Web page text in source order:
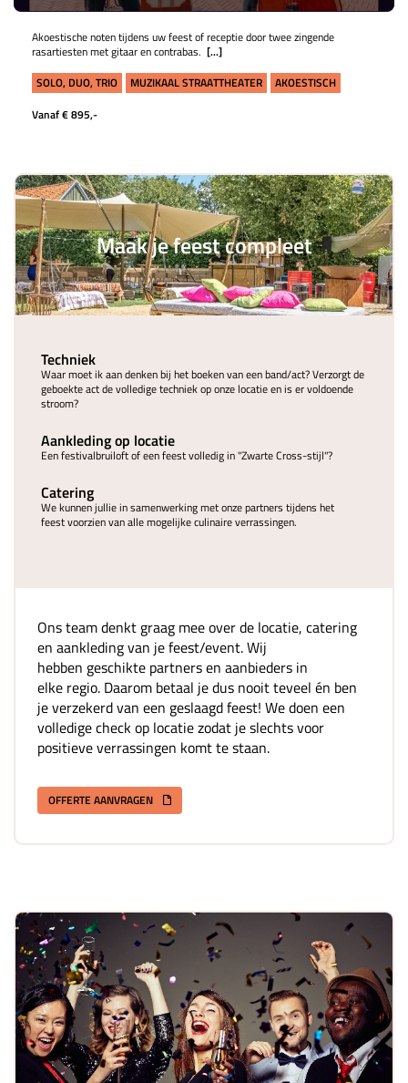
Akoestische noten tijdens uw feest of receptie door twee zingende
rasartiesten met gitaar en contrabas. [...]
SOLO, DUO, TRIO
MUZIKAAL STRAATTHEATER
AKOESTISCH
Vanaf € 895,-
Maak je feest compleet
Techniek
Waar moet ik aan denken bij het boeken van een band/act? Verzorgt de
geboekte act de volledige techniek op onze locatie en is er voldoende
stroom?
Aankleding op locatie
Een festivalbruiloft of een feest volledig in "Zwarte Cross-stijl"?
Catering
We kunnen jullie in samenwerking met onze partners tijdens het
feest voorzien van alle mogelijke culinaire verrassingen.
Ons team denkt graag mee over de locatie, catering
en aankleding van je feest/event. Wij
hebben geschikte partners en aanbieders in
elke regio. Daarom betaal je dus nooit teveel én ben
je verzekerd van een geslaagd feest! We doen een
volledige check op locatie zodat je slechts voor
positieve verrassingen komt te staan.
OFFERTE AANVRAGEN